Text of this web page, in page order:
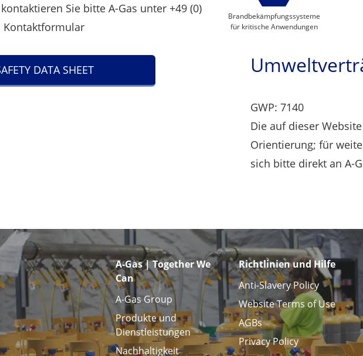
Sie bitte A-Gas unter +49 (0)
Kontaktformular
DATA SHEET
Brandbekämpfungssysteme
für kritische Anwendungen
GWP: 7140
Die auf dieser
Orientierung; für
sich bitte direkt an A-
A-Gas | Together We
Can
A-Gas Group
Produkte und
Dienstleistungen
Nachhaltigkeit
Richtlinien und Hilfe
Anti-Slavery Policy
Website Terms of Use
AGBs
Privacy Policy